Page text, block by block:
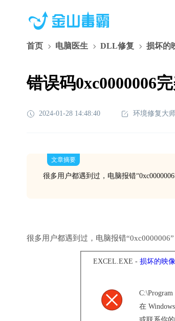
首页 电脑医生 DLL修复 损坏的
错误码0xc0000006
2024-01-28 14:48:40 环境修复大师
文章摘要
很多用户都遇到过，电脑报错
很多用户都遇到过，电脑报错
EXCEL.EXE - 损坏的映像
在